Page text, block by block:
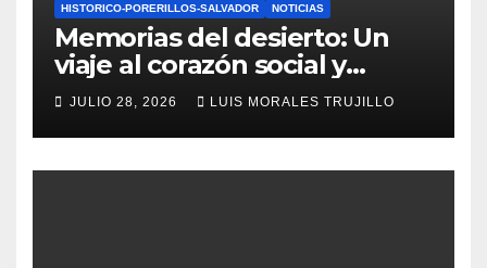
HISTORICO-PORERILLOS-SALVADOR NOTICIAS
Memorias del desierto: Un
viaje al corazón social y
ambiental de Potrerillos en
Paleobar
JULIO 28, 2026 LUIS MORALES TRUJILLO